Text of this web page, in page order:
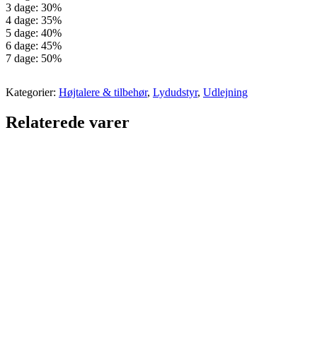
3 dage: 30%
4 dage: 35%
5 dage: 40%
6 dage: 45%
7 dage: 50%
Kategorier: Højtalere & tilbehør, Lydudstyr, Udlejning
Relaterede varer